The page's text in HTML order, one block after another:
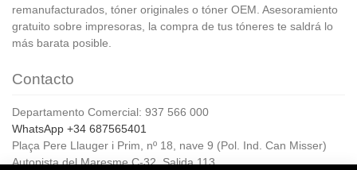
remanufacturados, tóner originales o tóner OEM. Asesoramiento
gratuito sobre impresoras, la compra de tus tóneres te saldrá lo
más barata posible.
Contacto
Departamento Comercial: 937 566 000
WhatsApp +34 687565401
Plaça Pere Llauger i Prim, nº 18, nave 9 (Pol. Ind. Can Misser)
Autopista del Maresme C-32, Salida 113